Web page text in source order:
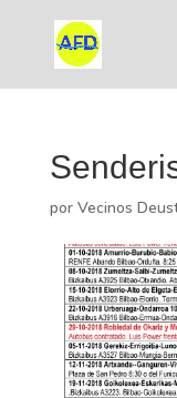
por Vecinos